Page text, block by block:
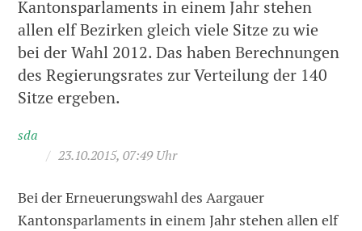
Kantonsparlaments in einem Jahr stehen
allen elf Bezirken gleich viele Sitze zu wie
bei der Wahl 2012. Das haben Berechnungen
des Regierungsrates zur Verteilung der 140
Sitze ergeben.
sda
/ 23.10.2015, 07:49 Uhr
Bei der Erneuerungswahl des Aargauer
Kantonsparlaments in einem Jahr stehen allen elf